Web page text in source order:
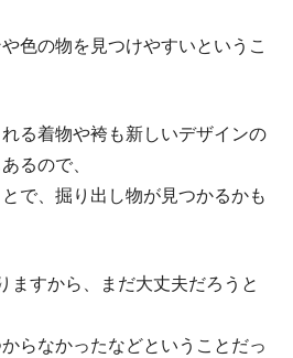
色の物を見つけやすいというこ
る着物や袴も新しいデザインの
るので、
で、掘り出し物が見つかるかも
ますから、まだ大丈夫だろうと
らなかったなどということだっ